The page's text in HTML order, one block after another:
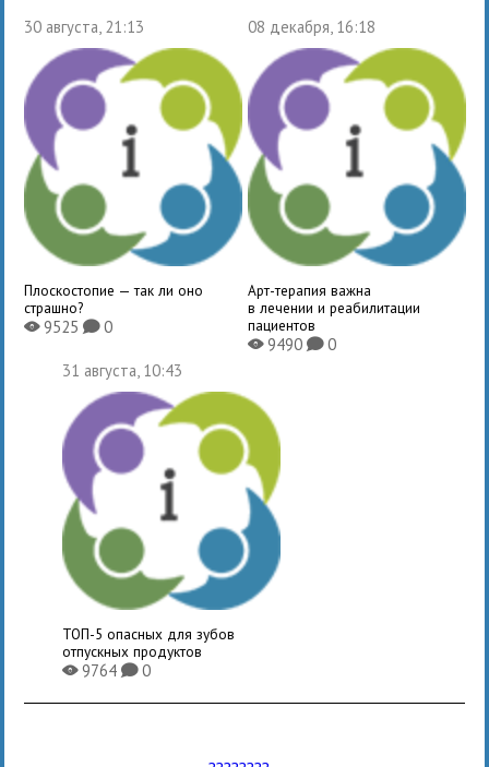
30 августа, 21:13
Плоскостопие — так ли оно
страшно?
X9525K0
08 декабря, 16:18
Арт-терапия важна
в лечении и реабилитации
пациентов
X9490 K0
31 августа, 10:43
ТОП-5 опасных для зубов
отпускных продуктов
X9764K0